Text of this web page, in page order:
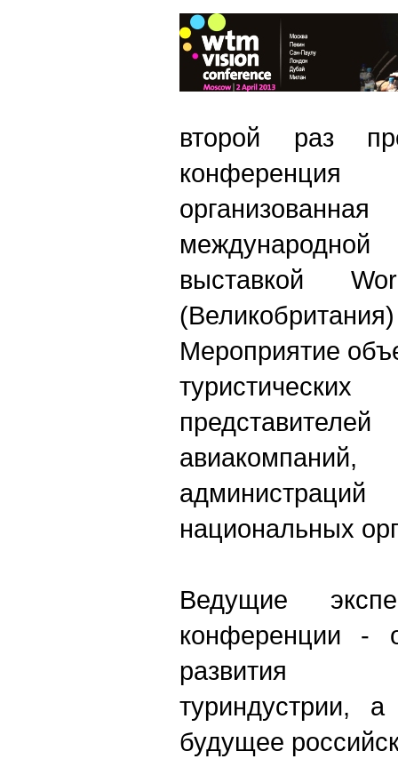
второй раз
выставкой
Мероприятие
национальных
Ведущие
конференции -
развития
туриндустрии,
будущее